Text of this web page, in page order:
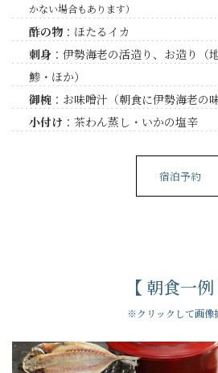
かない場合もあります）
酢の物：ほたるイカ
刺身：伊勢海老の活造り、お造り（
鯵・ほか）
御椀：お味噌汁（朝食に伊勢海老の味
小付け ：茶わん蒸し・いかの塩辛
宿泊予約
【 朝食一例
※クリックして画像